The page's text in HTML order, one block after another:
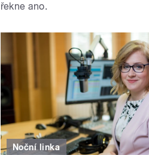
řekne ano.
Noční linka